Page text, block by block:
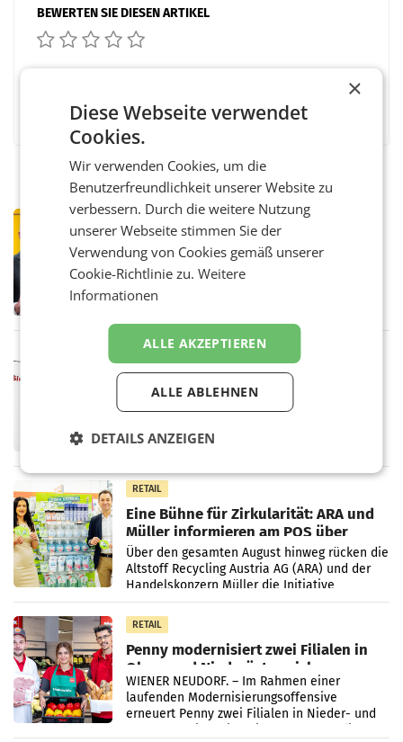
BEWERTEN SIE DIESEN ARTIKEL
PRIMENEWS
Österreichische Post: Umsatzplus im
ersten Halbjahr trotz schwachem
Briefgeschäft
WIEN Die Österreichische Post AG hat im
ersten Halbjahr 2026 einen Konzernumsatz
einem Plus von 3,8 Prozent gegenüber dem
Vergleichszeitraum
ProSiebenSat.1 spart und macht
überraschend viel Gewinn
UNTERFÖHRING/MAILAND/AMSTERDAM. Der
Frühjahr dank Kostensenkungen operativ
Markterwartung deutlich übertroffen.
RETAIL
Eine Bühne für Zirkularität: ARA und
Müller informieren am POS über
Kreislauffähigkeit
Über den gesamten August hinweg rücken die
Altstoff Recycling Austria AG (ARA) und der
Handelskonzern Müller die Initiative
„Kreislauf-Helden“ in allen österreichischen
Müller-Filialen
RETAIL
Penny modernisiert zwei Filialen in
Ober- und Niederösterreich
WIENER NEUDORF. – Im Rahmen einer
laufenden Modernisierungsoffensive
erneuert Penny zwei Filialen in Nieder- und
×
Diese Webseite verwendet
Cookies.
Wir verwenden Cookies, um die
Benutzerfreundlichkeit unserer Website zu
verbessern. Durch die weitere Nutzung
unserer Webseite stimmen Sie der
Verwendung von Cookies gemäß unserer
Cookie-Richtlinie zu.Weitere
Informationen
ALLE AKZEPTIEREN
ALLE ABLEHNEN
DETAILS ANZEIGEN